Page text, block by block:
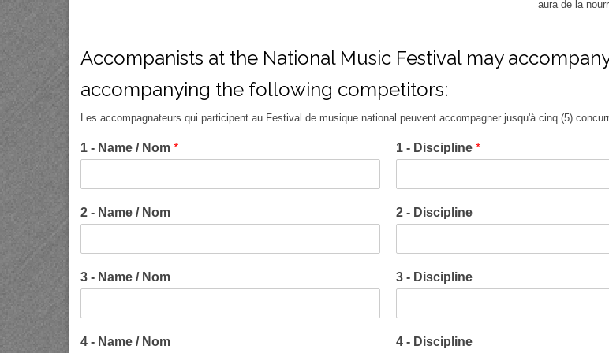
aura de la
Accompanists at the National Music Festival may
accompanying the following competitors:
Les accompagnateurs qui participent au Festival de musique national peuvent accompagner jusqu'à cinq (5)
1 - Name / Nom * 1 - Discipline *
2 - Name / Nom 2 - Discipline
3 - Name / Nom 3 - Discipline
4 - Name / Nom 4 - Discipline